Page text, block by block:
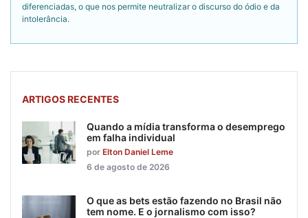
diferenciadas, o que nos permite neutralizar o discurso do ódio e da
intolerância.
ARTIGOS RECENTES
Quando a mídia transforma o desemprego
em falha individual
por Elton Daniel Leme
6 de agosto de 2026
O que as bets estão fazendo no Brasil não
tem nome. E o jornalismo com isso?